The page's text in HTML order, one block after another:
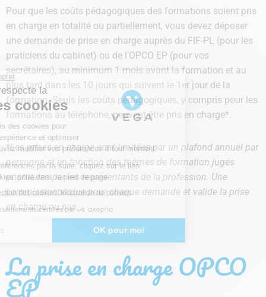
Pour que les coûts pédagogiques des formations soient pris
en charge en totalité ou partiellement, vous devez déposer
une demande de prise en charge auprès du FIF-PL (pour les
praticiens du cabinet) ou de l’OPCO EP (pour vos
secrétaires), au minimum 1 mois avant la formation et au
plus tard dans les 10 jours qui suivent le 1er jour de la
formation. Seuls les coûts pédagogiques, y compris pour les
formations au téléphone, peuvent être pris en charge*.
*Les prises en charge sont limitées par un plafond annuel par
personne et en fonction des thèmes de formation jugés
prioritaires par les représentants de la profession. Une
commission statue pour chaque demande et valide la prise
en charge ou pas.
La prise en charge OPCO
EP